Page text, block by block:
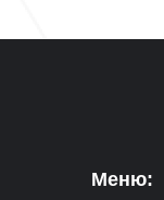
Меню: